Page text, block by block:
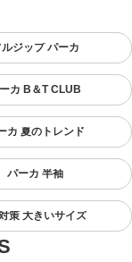
ルジップ パーカ
カ B＆T CLUB
カ 夏のトレンド
パーカ 半袖
策 大きいサイズ